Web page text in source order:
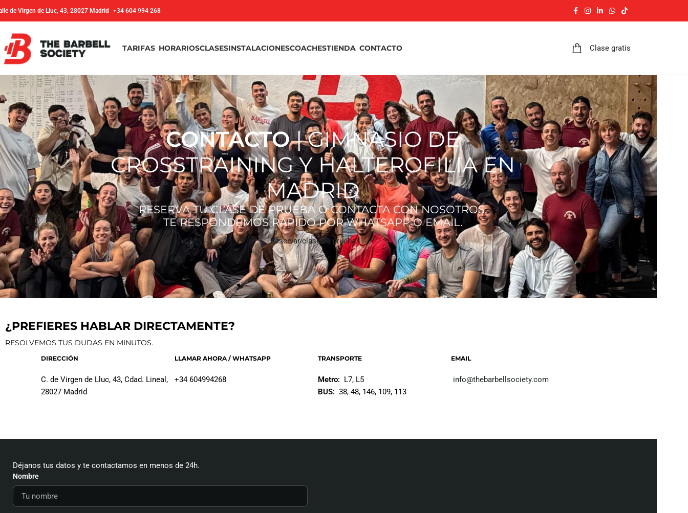
de Virgen de Lluc, 43, 28027 Madrid +34 604 994 268
TARIFAS HORARIOSCLASESINSTALACIONESCOACHESTIENDA CONTACTO Clase gratis
CONTACTO| GIMNASIO DE
CROSSTRAINING Y HALTEROFILIA EN
MADRID
RESERVA TU CLASE DE PRUEBA O CONTACTA CON NOSOTROS.
TE RESPONDEMOS RÁPIDO POR WHATSAPP O EMAIL.
Reservar clase de prueba
¿PREFIERES HABLAR DIRECTAMENTE?
RESOLVEMOS TUS DUDAS EN MINUTOS.
DIRECCIÓN
C. de Virgen de Lluc, 43, Cdad. Lineal,
28027 Madrid
LLAMAR AHORA / WHATSAPP
+34 604994268
TRANSPORTE
Metro: L7, L5
BUS: 38, 48, 146, 109, 113
EMAIL
info@thebarbellsociety.com
Déjanos tus datos y te contactamos en menos de 24h.
Nombre